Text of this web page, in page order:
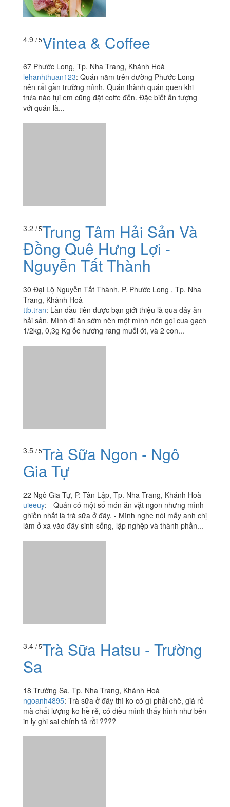
4.9 / 5Vintea & Coffee
67 Phước Long, Tp. Nha Trang, Khánh Hoà
lehanhthuan123: Quán nằm trên đường Phước Long
nên rất gần trường mình. Quán thành quán quen khi
trưa nào tụi em cũng đặt coffe đến. Đặc biết ấn tượng
với quán là...
3.2 / 5Trung Tâm Hải Sản Và
Đồng Quê Hưng Lợi -
Nguyễn Tất Thành
30 Đại Lộ Nguyễn Tất Thành, P. Phước Long , Tp. Nha
Trang, Khánh Hoà
ttb.tran: Lần đầu tiên được bạn giới thiệu là qua đây ăn
hải sản. Mình đi ăn sớm nên một mình nên gọi cua gạch
1/2kg, 0,3g Kg ốc hương rang muối ớt, và 2 con...
3.5 / 5Trà Sữa Ngon - Ngô
Gia Tự
22 Ngô Gia Tự, P. Tân Lập, Tp. Nha Trang, Khánh Hoà
uieeuy: - Quán có một số món ăn vặt ngon nhưng mình
ghiền nhất là trà sữa ở đây. - Mình nghe nói mấy anh chị
làm ở xa vào đây sinh sống, lập nghệp và thành phần...
3.4 / 5Trà Sữa Hatsu - Trường
Sa
18 Trường Sa, Tp. Nha Trang, Khánh Hoà
ngoanh4895: Trà sữa ở đây thì ko có gì phải chê, giá rẻ
mà chất lượng ko hề rẻ, có điều mình thấy hình như bên
in ly ghi sai chính tả rồi ????